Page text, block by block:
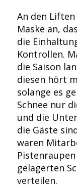
An den
Maske an,
die
Kontrollen.
die Saison
diesen hört
solange es
Schnee nur
und die
die Gäste
waren
gelagerten
verteilen.